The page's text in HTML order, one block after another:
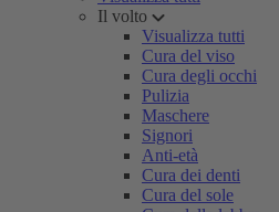
Il volto
Visualizza tutti
Cura del viso
Cura degli occhi
Pulizia
Maschere
Signori
Anti-età
Cura dei denti
Cura del sole